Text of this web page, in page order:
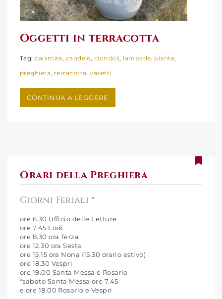
Oggetti in terracotta
Tag:calamite, candele, ciondoli, lampade, piante,
preghiera, terracotta,vasetti
CONTINUA A LEGGERE
Orari della Preghiera
Giorni Feriali *
ore 6.30 Ufficio delle Letture
ore 7.45 Lodi
ore 8.30 ora Terza
ore 12.30 ora Sesta
ore 15.15 ora Nona (15.30 orario estivo)
ore 18.30 Vespri
ore 19.00 Santa Messa e Rosario
*sabato Santa Messa ore 7.45
e ore 18.00 Rosario e Vespri